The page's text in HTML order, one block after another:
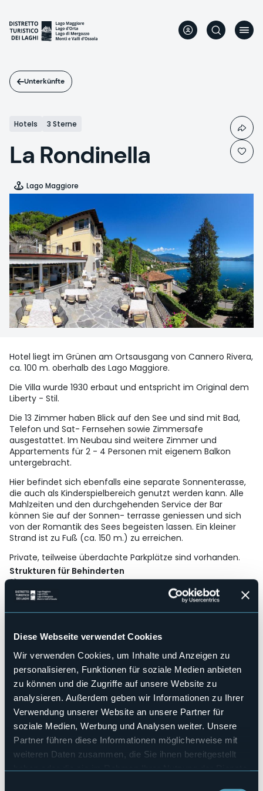
Diese Webseite verwendet Cookies
Wir verwenden Cookies, um Inhalte und Anzeigen zu
personalisieren, Funktionen für soziale Medien anbieten
zu können und die Zugriffe auf unsere Website zu
analysieren. Außerdem geben wir Informationen zu Ihrer
Verwendung unserer Website an unsere Partner für
soziale Medien, Werbung und Analysen weiter. Unsere
Partner führen diese Informationen möglicherweise mit
weiteren Daten zusammen, die Sie ihnen bereitgestellt
haben oder die sie im Rahmen Ihrer Nutzung der Dienste
Inhalt
Unterkünfte
Hotels 3 Sterne
La Rondinella
Lago Maggiore
Hotel liegt im Grünen am Ortsausgang von Cannero Rivera,
ca. 100 m. oberhalb des Lago Maggiore.
Die Villa wurde 1930 erbaut und entspricht im Original dem
Liberty - Stil.
Die 13 Zimmer haben Blick auf den See und sind mit Bad,
Telefon und Sat- Fernsehen sowie Zimmersafe
ausgestattet. Im Neubau sind weitere Zimmer und
Appartements für 2 - 4 Personen mit eigenem Balkon
untergebracht.
Hier befindet sich ebenfalls eine separate Sonnenterasse,
die auch als Kinderspielbereich genutzt werden kann. Alle
Mahlzeiten und den durchgehenden Service der Bar
können Sie auf der Sonnen- terrasse geniessen und sich
von der Romantik des Sees begeisten lassen. Ein kleiner
Strand ist zu Fuß (ca. 150 m.) zu erreichen.
Private, teilweise überdachte Parkplätze sind vorhanden.
Strukturen für Behinderten
Sì
Wellness
No
No
Hallenbad
No
Haustiere erlaubt
Anzahl der Wohnungen
Anzahl der Zimmer